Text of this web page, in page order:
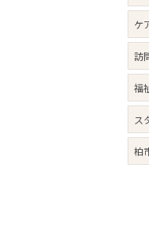
ケ
訪
福
ス
柏